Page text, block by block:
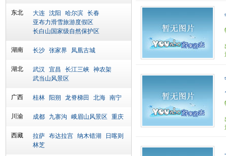
东北 大连 沈阳 哈尔滨 长春
亚布力滑雪旅游度假区
长白山国家级自然保护区
湖南 长沙 张家界 凤凰古城
湖北 武汉 宜昌 长江三峡 神农架
武当山风景区
广西 桂林 阳朔 龙脊梯田 北海 南宁
川渝 成都 九寨沟 峨眉山风景区 重庆
西藏 拉萨 布达拉宫 纳木错湖
日喀则
林芝